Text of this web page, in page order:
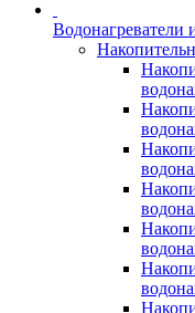
Водонагреватели